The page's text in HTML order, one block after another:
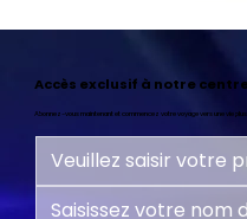
Accès exclusif à notre
Abonnez-vous maintenant et commencez votre voyage vers une vie plus